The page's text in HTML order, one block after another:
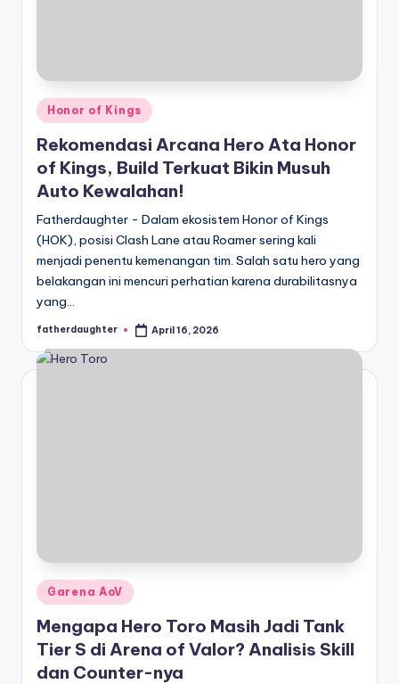
Posted
in
Honor of Kings
Rekomendasi Arcana Hero Ata Honor
of Kings, Build Terkuat Bikin Musuh
Auto Kewalahan!
Fatherdaughter - Dalam ekosistem Honor of Kings
(HOK), posisi Clash Lane atau Roamer sering kali
menjadi penentu kemenangan tim. Salah satu hero yang
belakangan ini mencuri perhatian karena durabilitasnya
yang…
Posted
fatherdaughter April 16, 2026
Posted
Garena AoV
Mengapa Hero Toro Masih Jadi Tank
Tier S di Arena of Valor? Analisis Skill
dan Counter-nya